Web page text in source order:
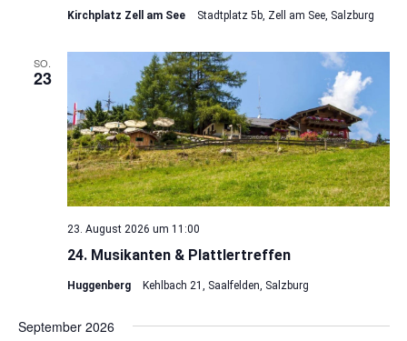
Kirchplatz Zell am See Stadtplatz 5b, Zell am See, Salzburg
SO.
23
24. Musikanten & Plattlertreffen
23. August 2026 um 11:00
Huggenberg Kehlbach 21, Saalfelden, Salzburg
September 2026